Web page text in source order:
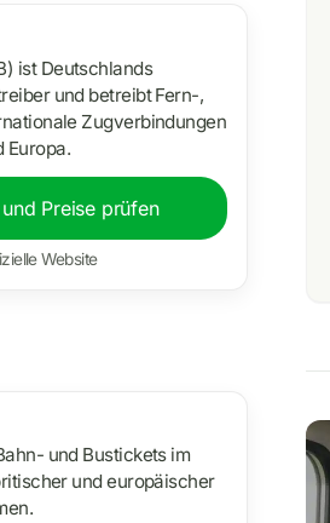
ist Deutschlands
und betreibt Fern-,
Zugverbindungen
Europa.
Preise prüfen
Website
und Bustickets im
und europäischer